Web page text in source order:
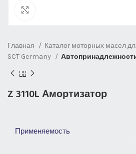
Главная
Каталог моторных масел
SCT Germany
Z 3110L Амортизатор
Применяемость